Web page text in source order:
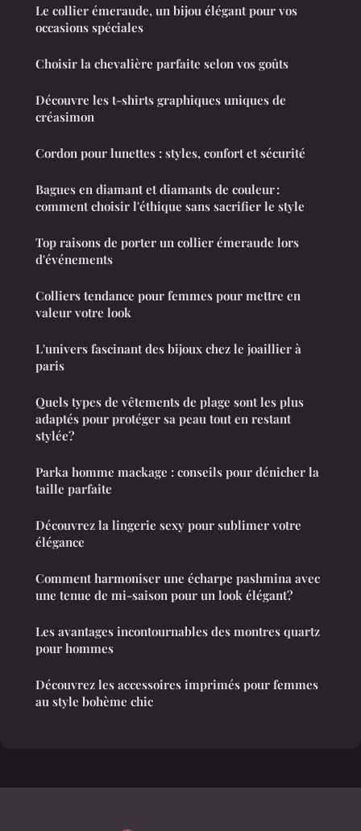
Le collier émeraude, un bijou élégant pour vos
occasions spéciales
Choisir la chevalière parfaite selon vos goûts
Découvre les t-shirts graphiques uniques de
créasimon
Cordon pour lunettes : styles, confort et sécurité
Bagues en diamant et diamants de couleur :
comment choisir l'éthique sans sacrifier le style
Top raisons de porter un collier émeraude lors
d'événements
Colliers tendance pour femmes pour mettre en
valeur votre look
L'univers fascinant des bijoux chez le joaillier à
paris
Quels types de vêtements de plage sont les plus
adaptés pour protéger sa peau tout en restant
stylée?
Parka homme mackage : conseils pour dénicher la
taille parfaite
Découvrez la lingerie sexy pour sublimer votre
élégance
Comment harmoniser une écharpe pashmina avec
une tenue de mi-saison pour un look élégant?
Les avantages incontournables des montres quartz
pour hommes
Découvrez les accessoires imprimés pour femmes
au style bohème chic